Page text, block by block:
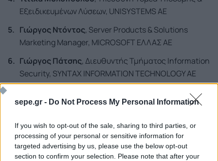
sepe.gr - Do Not Process My Personal Information
If you wish to opt-out of the sale, sharing to third parties, or
processing of your personal or sensitive information for
targeted advertising by us, please use the below opt-out
section to confirm your selection. Please note that after your
Εξειδικευμένων Λύσεων, UNISYSTEMS AE
Γιώργος Ντόντος, Server Products & Solutions
Marketing Manager, MICROSOFT ΕΛΛΑΣ ΑΕ
Γιώργος Πάτσης, Διευθυντής Τμήματος Information
Security, SYNTAX INFORMATION TECHNOLOGY ΑΕ
, Αναπληρωτής Γενικός Διευθυντής,
INFORMER AE
Kίμων Σκαρλάτος, Consulting Manager, COMPUTER
ASSOCIATES HELLAS ΕΠΕ
Δρ. Άννα Ψωινού, e-Business Unit Manager,